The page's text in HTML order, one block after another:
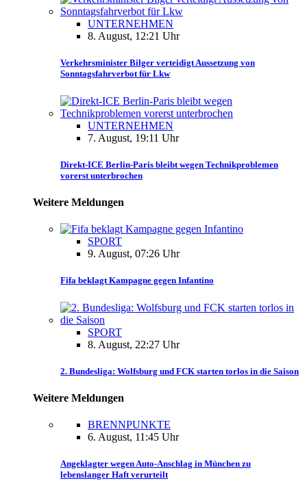
UNTERNEHMEN
8. August, 12:21 Uhr
Verkehrsminister Bilger verteidigt Aussetzung von
Sonntagsfahrverbot für Lkw
UNTERNEHMEN
7. August, 19:11 Uhr
Direkt-ICE Berlin-Paris bleibt wegen Technikproblemen
vorerst unterbrochen
Weitere Meldungen
SPORT
9. August, 07:26 Uhr
Fifa beklagt Kampagne gegen Infantino
SPORT
8. August, 22:27 Uhr
2. Bundesliga: Wolfsburg und FCK starten torlos in die Saison
Weitere Meldungen
BRENNPUNKTE
6. August, 11:45 Uhr
Angeklagter wegen Auto-Anschlag in München zu
lebenslanger Haft verurteilt